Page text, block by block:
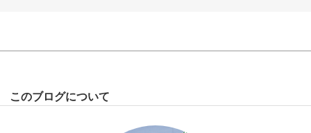
このブログについて